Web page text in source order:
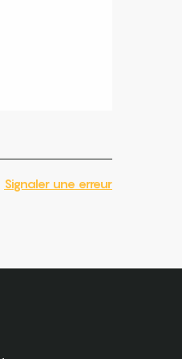
Signaler une erreur